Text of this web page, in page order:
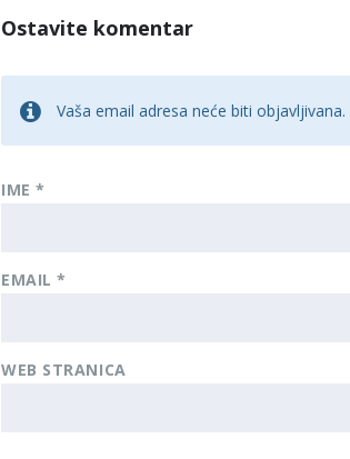
Ostavite komentar
Vaša email adresa neće biti objavljivana.
IME*
EMAIL*
WEB STRANICA